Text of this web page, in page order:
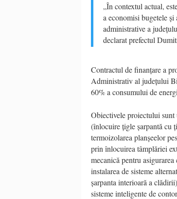
„În contextul actual,
a economisi bugetele
administrative a
declarat prefectul
Contractul de finanțare a
Administrativ al județului
60% a consumului de
Obiectivele proiectului sunt
(înlocuire țigle șarpantă cu
termoizolarea planșeelor
prin înlocuirea tâmplăriei
mecanică pentru
instalarea de sisteme
șarpanta interioară a
sisteme inteligente de